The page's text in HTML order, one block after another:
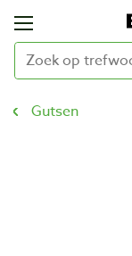
Gutsen